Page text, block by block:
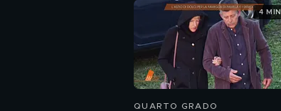
QUARTO GRADO
4 MIN